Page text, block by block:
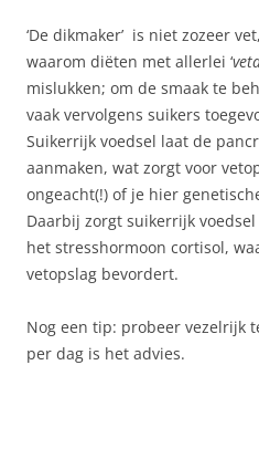
‘De dikmaker’ is niet zozeer
waarom diëten met allerlei ‘
mislukken; om de smaak te
vaak vervolgens suikers
Suikerrijk voedsel laat de
aanmaken, wat zorgt voor
ongeacht(!) of je hier
Daarbij zorgt suikerrijk
het stresshormoon cortisol,
vetopslag bevordert.
Nog een tip: probeer vezelrijk
per dag is het advies.